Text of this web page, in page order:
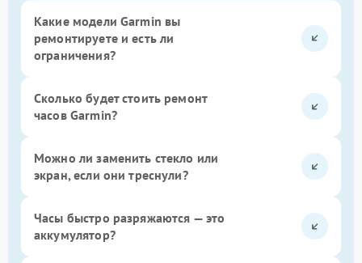
Какие модели Garmin вы
ремонтируете и есть ли
ограничения?
Сколько будет стоить ремонт
часов Garmin?
Можно ли заменить стекло или
экран, если они треснули?
Часы быстро разряжаются — это
аккумулятор?